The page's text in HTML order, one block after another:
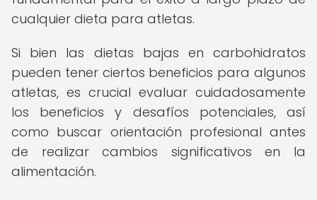
cualquier dieta para atletas.
Si bien las dietas bajas en carbohidratos
pueden tener ciertos beneficios para algunos
atletas, es crucial evaluar cuidadosamente
los beneficios y desafíos potenciales, así
como buscar orientación profesional antes
de realizar cambios significativos en la
alimentación.